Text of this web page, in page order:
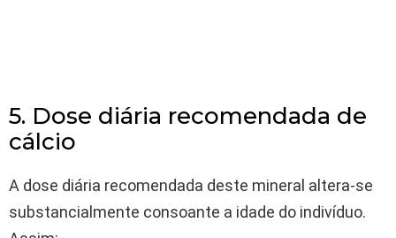
5. Dose diária recomendada de
cálcio
A dose diária recomendada deste mineral altera-se
substancialmente consoante a idade do indivíduo.